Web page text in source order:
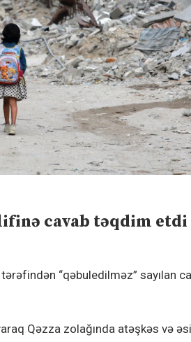
cavab təqdim etdi
“qəbuledilməz” sayılan
Qəzza zolağında atəşkəs və